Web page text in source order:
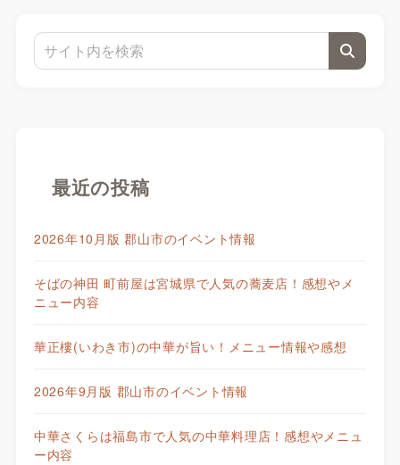
最近の投稿
2026年10月版 郡山市のイベント情報
そばの神田 町前屋は宮城県で人気の蕎麦店！感想やメ
ニュー内容
華正樓(いわき市)の中華が旨い！メニュー情報や感想
2026年9月版 郡山市のイベント情報
中華さくらは福島市で人気の中華料理店！感想やメニュ
ー内容